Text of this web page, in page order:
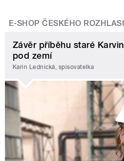
E-SHOP ČESKÉHO
Závěr příběhu staré
pod zemí
Karin Lednická, spisovatelka